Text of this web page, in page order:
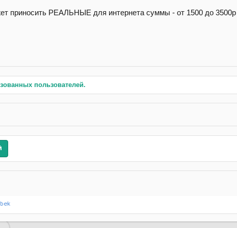
приносить РЕАЛЬНЫЕ для интернета суммы - от 1500 до
пользователей.